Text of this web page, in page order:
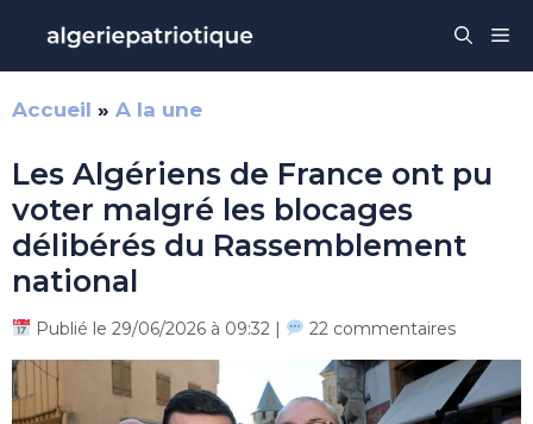
contenu
Accueil » A la une
Les Algériens de France ont pu
voter malgré les blocages
délibérés du Rassemblement
national
Publié le 29/06/2026 à 09:32 | 22 commentaires